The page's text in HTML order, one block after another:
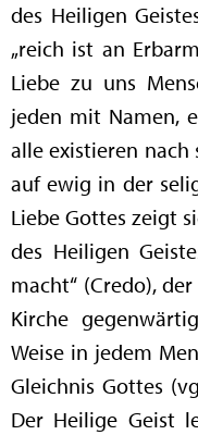
des Heiligen
„reich ist an
Liebe zu uns
jeden mit Namen,
alle existieren nach
auf ewig in der
Liebe Gottes zeigt
des Heiligen
macht“ (Credo),
Kirche
Weise in jedem
Gleichnis Gottes
Der Heilige Geist